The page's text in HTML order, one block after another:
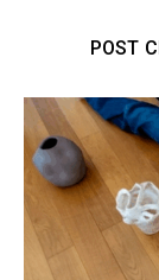
POST